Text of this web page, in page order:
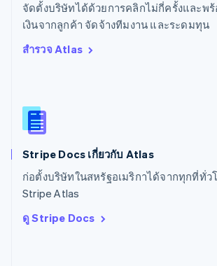
จัดตั้งบริษัทได้ด้วยการคลิกไม่กี่ครั้งและพร้
เงินจากลูกค้า จัดจ้างทีมงาน และระดมทุน
สำรวจ Atlas
Stripe Docs เกี่ยวกับ Atlas
ก่อตั้งบริษัทในสหรัฐอเมริกาได้จากทุกที่ทั่ว
Stripe Atlas
ดู Stripe Docs
สหรัฐอเมริกา
EnglishEspañol简体中文
English
English
สิงคโปร์
ออสเตรเลีย
ออสเตรีย
DeutschEnglish
ItalianoEnglish